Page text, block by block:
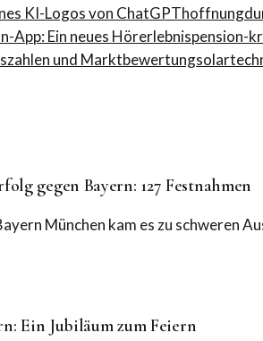
KI-Logos von ChatGPT
App: Ein neues Hörerlebnispension-
und Marktbewertung
gegen Bayern: 127 Festnahmen
München kam es zu schweren
Ein Jubiläum zum Feiern